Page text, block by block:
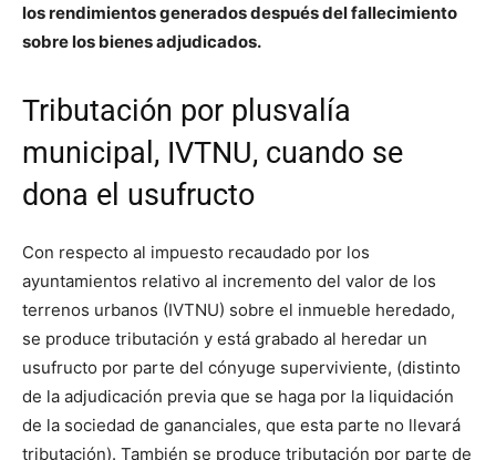
los rendimientos generados después del fallecimiento
sobre los bienes adjudicados.
Tributación por plusvalía
municipal, IVTNU, cuando se
dona el usufructo
Con respecto al impuesto recaudado por los
ayuntamientos relativo al incremento del valor de los
terrenos urbanos (IVTNU) sobre el inmueble heredado,
se produce tributación y está grabado al heredar un
usufructo por parte del cónyuge superviviente, (distinto
de la adjudicación previa que se haga por la liquidación
de la sociedad de gananciales, que esta parte no llevará
tributación). También se produce tributación por parte de